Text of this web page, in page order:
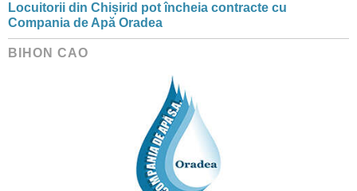
Locuitorii din Chișirid pot încheia contracte cu
Compania de Apă Oradea
BIHON CAO